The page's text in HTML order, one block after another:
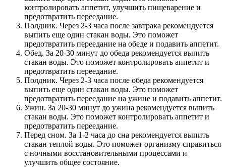
контролировать аппетит, улучшить пищеварение и
предотвратить переедание.
Полдник. Через 2-3 часа после завтрака рекомендуется
выпить еще один стакан воды. Это поможет
предотвратить переедание на обеде и подавить аппетит.
Обед. За 20-30 минут до обеда рекомендуется выпить
стакан воды. Это поможет контролировать аппетит и
предотвратить переедание.
Полдник. Через 2-3 часа после обеда рекомендуется
выпить еще один стакан воды. Это поможет
предотвратить переедание на ужине и подавить аппетит.
Ужин. За 20-30 минут до ужина рекомендуется выпить
стакан воды. Это поможет контролировать аппетит и
предотвратить переедание.
Перед сном. За 1-2 часа до сна рекомендуется выпить
стакан теплой воды. Это поможет организму справиться
с ночными восстановительными процессами и
улучшить общее состояние.